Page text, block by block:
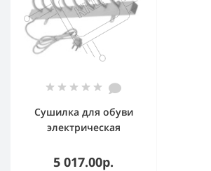
Сушилка для обуви
электрическая
5 017.00р.